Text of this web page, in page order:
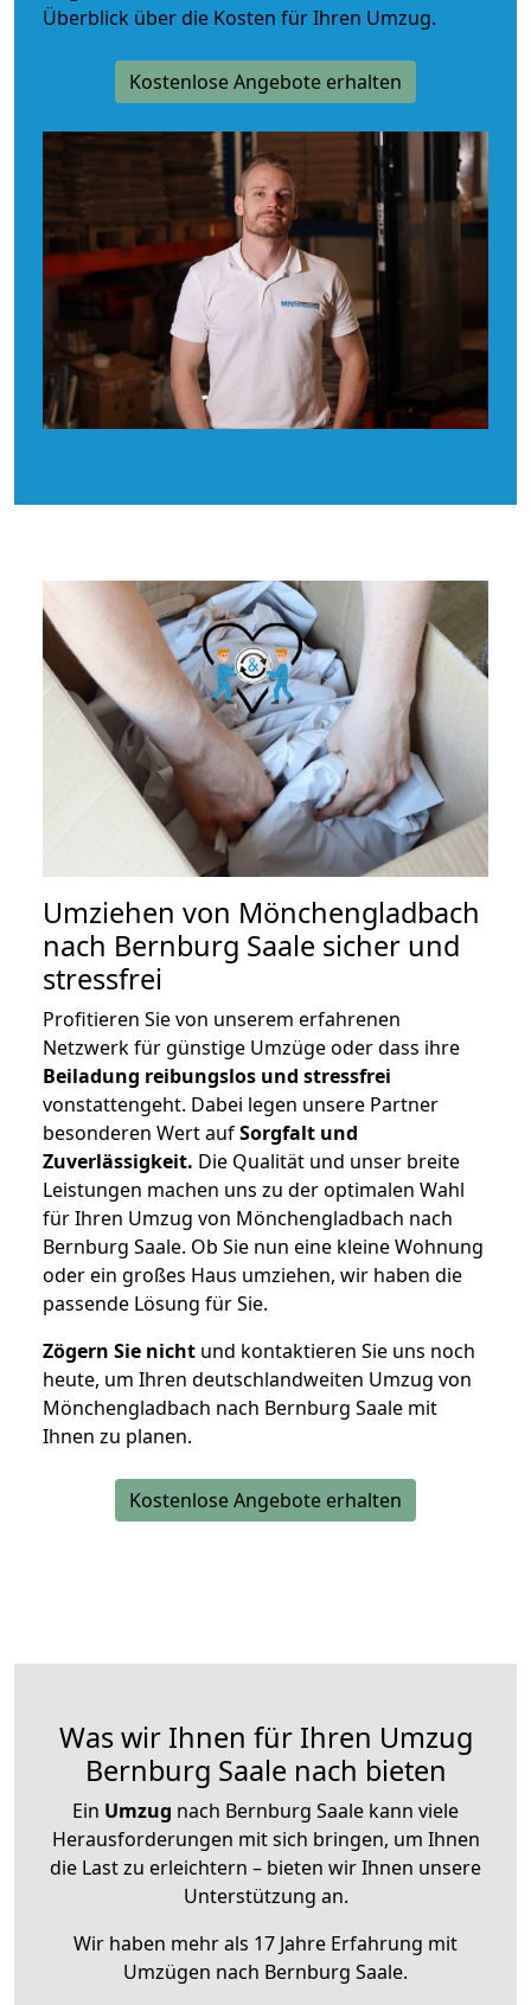
Überblick über die Kosten für Ihren Umzug.
Kostenlose Angebote erhalten
Umziehen von Mönchengladbach
nach Bernburg Saale sicher und
stressfrei
Profitieren Sie von unserem erfahrenen
Netzwerk für günstige Umzüge oder dass ihre
Beiladung reibungslos und stressfrei
vonstattengeht. Dabei legen unsere Partner
besonderen Wert aufSorgfalt und
Zuverlässigkeit. Die Qualität und unser breite
Leistungen machen uns zu der optimalen Wahl
für Ihren Umzug von Mönchengladbach nach
Bernburg Saale. Ob Sie nun eine kleine Wohnung
oder ein großes Haus umziehen, wir haben die
passende Lösung für Sie.
Zögern Sie nicht und kontaktieren Sie uns noch
heute, um Ihren deutschlandweiten Umzug von
Mönchengladbach nach Bernburg Saale mit
Ihnen zu planen.
Kostenlose Angebote erhalten
Was wir Ihnen für Ihren Umzug
Bernburg Saale nach bieten
Ein Umzug nach Bernburg Saale kann viele
Herausforderungen mit sich bringen, um Ihnen
die Last zu erleichtern – bieten wir Ihnen unsere
Unterstützung an.
Wir haben mehr als 17 Jahre Erfahrung mit
Umzügen nach Bernburg Saale.